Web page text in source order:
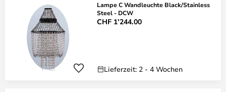
Lampe C Wandleuchte Black/Stainless
Steel - DCW
CHF 1’244.00
Lieferzeit: 2 - 4 Wochen